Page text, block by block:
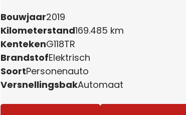
Bouwjaar2019
Kilometerstand169.485 km
KentekenG118TR
BrandstofElektrisch
SoortPersonenauto
VersnellingsbakAutomaat